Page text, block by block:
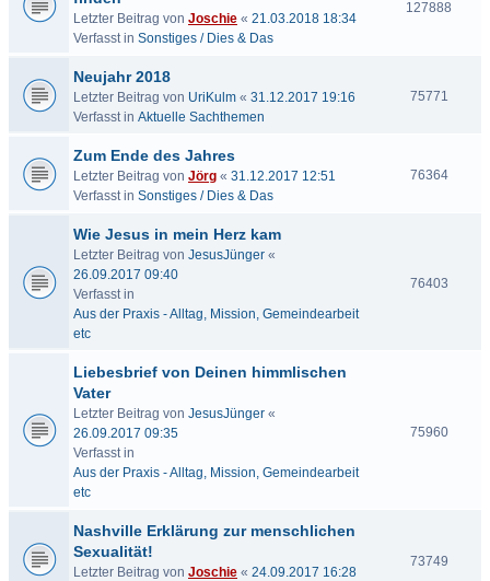
Letzter Beitrag von Joschie « 21.03.2018 18:34
Verfasst in Sonstiges / Dies & Das
127888
Neujahr 2018
Letzter Beitrag von UriKulm « 31.12.2017 19:16
Verfasst in Aktuelle Sachthemen
75771
Zum Ende des Jahres
Letzter Beitrag von Jörg « 31.12.2017 12:51
Verfasst in Sonstiges / Dies & Das
76364
Wie Jesus in mein Herz kam
Letzter Beitrag von JesusJünger «
26.09.2017 09:40
Verfasst in
Aus der Praxis - Alltag, Mission, Gemeindearbeit
etc
76403
Liebesbrief von Deinen himmlischen
Vater
Letzter Beitrag von JesusJünger «
26.09.2017 09:35
Verfasst in
Aus der Praxis - Alltag, Mission, Gemeindearbeit
etc
75960
Nashville Erklärung zur menschlichen
Sexualität!
Letzter Beitrag von Joschie « 24.09.2017 16:28
73749